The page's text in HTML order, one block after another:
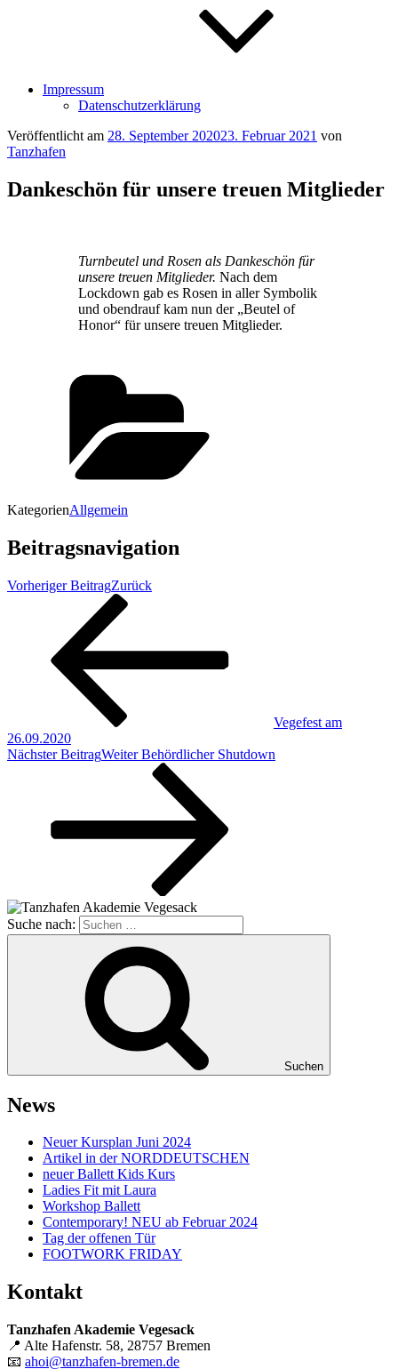
Impressum
Datenschutzerklärung
Veröffentlicht am 28. September 202023. Februar 2021 von
Tanzhafen
Dankeschön für unsere treuen Mitglieder
Turnbeutel und Rosen als Dankeschön für
unsere treuen Mitglieder. Nach dem
Lockdown gab es Rosen in aller Symbolik
und obendrauf kam nun der „Beutel of
Honor“ für unsere treuen Mitglieder.
KategorienAllgemein
Beitragsnavigation
Vorheriger BeitragZurück
Vegefest am
26.09.2020
Nächster BeitragWeiter Behördlicher Shutdown
Suche nach:
Suchen
News
Neuer Kursplan Juni 2024
Artikel in der NORDDEUTSCHEN
neuer Ballett Kids Kurs
Ladies Fit mit Laura
Workshop Ballett
Contemporary! NEU ab Februar 2024
Tag der offenen Tür
FOOTWORK FRIDAY
Kontakt
Tanzhafen Akademie Vegesack
📍 Alte Hafenstr. 58, 28757 Bremen
📧 ahoi@tanzhafen-bremen.de